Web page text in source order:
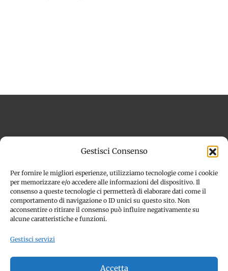
Gestisci Consenso
Per fornire le migliori esperienze, utilizziamo tecnologie come i cookie
per memorizzare e/o accedere alle informazioni del dispositivo. Il
consenso a queste tecnologie ci permetterà di elaborare dati come il
comportamento di navigazione o ID unici su questo sito. Non
acconsentire o ritirare il consenso può influire negativamente su
alcune caratteristiche e funzioni.
Gestisci servizi
Accetta
Disconoscimento
© Copyright 2012 -2026 | SPETTACOLI EVENTI - CIVITANOVA